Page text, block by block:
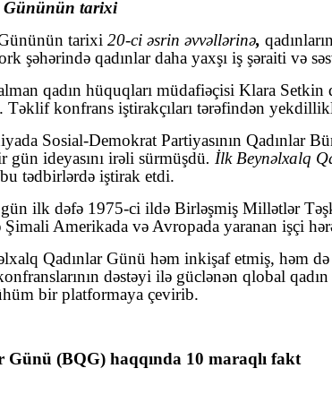
Gününün tarixi
tarixi 20-ci əsrin əvvəllərinə,
şəhərində qadınlar daha yaxşı iş şəraiti və
qadın hüquqları müdafiəçisi Klara
Təklif konfrans iştirakçıları tərəfindən
Sosial-Demokrat Partiyasının Qadınlar
ideyasını irəli sürmüşdü. İlk Beynəlxalq
tədbirlərdə iştirak etdi.
ilk dəfə 1975-ci ildə Birləşmiş Millətlər
Amerikada və Avropada yaranan işçi
Qadınlar Günü həm inkişaf etmiş, həm
dəstəyi ilə güclənən qlobal
bir platformaya çevirib.
Günü (BQG) haqqında 10 maraqlı fakt